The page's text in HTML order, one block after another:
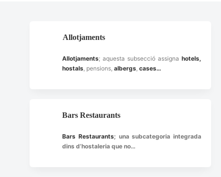
Allotjaments
Allotjaments; aquesta subsecció assigna hotels,
hostals, pensions, albergs, cases…
Bars Restaurants
Bars Restaurants; una subcategoria integrada
dins d’hostaleria que no…